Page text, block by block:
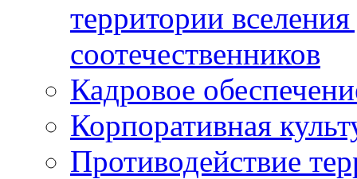
территории
соотечественников
Кадровое
Корпоративная
Противодействие